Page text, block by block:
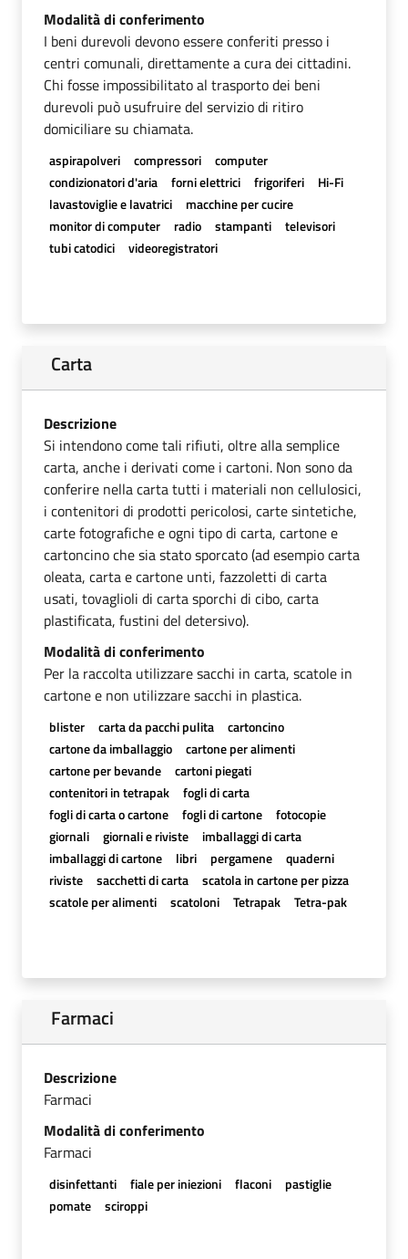
Modalità di conferimento
I beni durevoli devono essere conferiti presso i
centri comunali, direttamente a cura dei cittadini.
Chi fosse impossibilitato al trasporto dei beni
durevoli può usufruire del servizio di ritiro
domiciliare su chiamata.
aspirapolveri compressori
computer
condizionatori d'aria
forni elettrici frigoriferi
Hi-Fi
lavastoviglie e lavatrici
macchine per cucire
monitor di computer
radio stampanti
televisori
tubi catodici
videoregistratori
Carta
Descrizione
Si intendono come tali rifiuti, oltre alla semplice
carta, anche i derivati come i cartoni. Non sono da
conferire nella carta tutti i materiali non cellulosici,
i contenitori di prodotti pericolosi, carte sintetiche,
carte fotografiche e ogni tipo di carta, cartone e
cartoncino che sia stato sporcato (ad esempio carta
oleata, carta e cartone unti, fazzoletti di carta
usati, tovaglioli di carta sporchi di cibo, carta
plastificata, fustini del detersivo).
Modalità di conferimento
Per la raccolta utilizzare sacchi in carta, scatole in
cartone e non utilizzare sacchi in plastica.
blister carta da pacchi pulita
cartoncino
cartone da imballaggio
cartone per alimenti
cartone per bevande
cartoni piegati
contenitori in tetrapak
fogli di carta
fogli di carta o cartone
fogli di cartone
fotocopie
giornali
giornali e riviste
imballaggi di carta
imballaggi di cartone
libri pergamene
quaderni
riviste
sacchetti di carta
scatola in cartone per pizza
scatole per alimenti
scatoloni Tetrapak Tetra-pak
Farmaci
Descrizione
Farmaci
Modalità di conferimento
Farmaci
disinfettanti fiale per iniezioni flaconi
pastiglie
pomate
sciroppi